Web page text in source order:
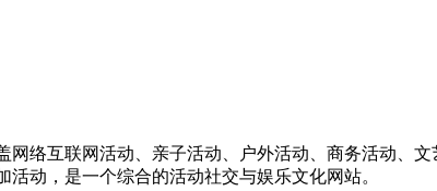
络互联网活动、亲子活动、户外活动、商务活动、
动，是一个综合的活动社交与娱乐文化网站。